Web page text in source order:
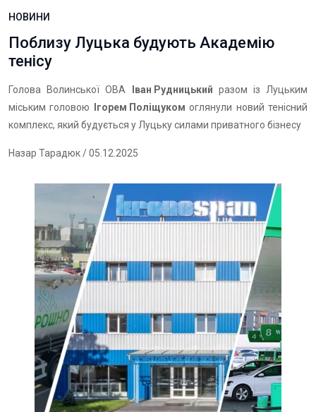
НОВИНИ
Поблизу Луцька будують Академію
тенісу
Голова Волинської ОВА Іван Рудницький разом із Луцьким
міським головою
Ігорем Поліщуком оглянули новий тенісний
комплекс, який будується у Луцьку силами приватного бізнесу
Назар Тарадюк/ 05.12.2025